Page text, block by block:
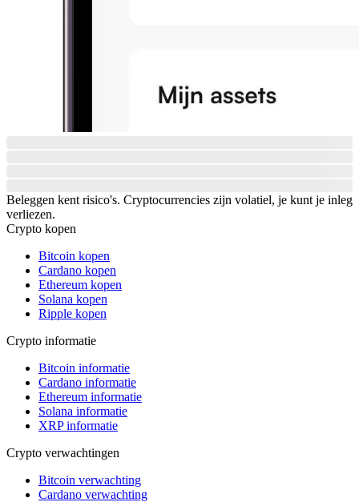
Beleggen kent risico's. Cryptocurrencies zijn volatiel, je kunt je inleg
verliezen.
Crypto kopen
Bitcoin kopen
Cardano kopen
Ethereum kopen
Solana kopen
Ripple kopen
Crypto informatie
Bitcoin informatie
Cardano informatie
Ethereum informatie
Solana informatie
XRP informatie
Crypto verwachtingen
Bitcoin verwachting
Cardano verwachting